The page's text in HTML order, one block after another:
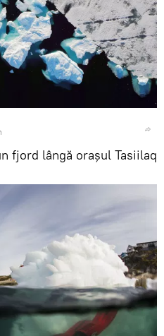
fjord lângă orașul Tasiilaq